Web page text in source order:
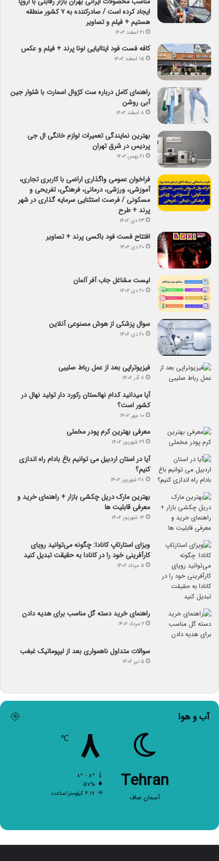
ایجاد کرده است / صادرکننده به ۷ کشور منطقه
هستیم + فیلم و تصاویر
۲۱ اسفند ۱۴۰۲
کافه فست فود ایتالیایی لونا پرند + فیلم و عکس
۱۵ اسفند ۱۴۰۲
راهنمای کامل درباره ست کژوال اسمارت با شلوار جین
آبی روشن
۸ اسفند ۱۴۰۲
بهترین نمایندگی تعمیرات لوازم خانگی ال جی
پردیس در شرق تهران
۲۱ بهمن ۱۴۰۲
فراخوان عمومی واگذاری اراضی با کاربری تجاری،
آموزشی، ورزشی، درمانی، فرهنگی، تفریحی و
مسکونی / فرصت استثنایی سرمایه گذاری در شهر
پرند + طرح
۲۳ دی ۱۴۰۲
افتتاح فست فود باکسی پرند + تصاویر
۲۰ دی ۱۴۰۲
لیست مشاغل جاب آفر آلمان
۲۰ دی ۱۴۰۲
سوال پزشکی از هوش مصنوعی آنلاین
۲۰ دی ۱۴۰۲
فیزیوتراپی بعد از عمل رباط صلیبی
۸ آذر ۱۴۰۲
آیا می­دانید کدام نهالستان رکورد دار تولید نهال­ در
کشور است؟
۱۰ مهر ۱۴۰۲
معرفی بهترین کرم پودر مخملی
۲۹ شهریور ۱۴۰۲
آیا در استان اردبیل می توانیم باغ بادام راه اندازی
کنیم؟
۲۸ شهریور ۱۴۰۲
بهترین مارک دریل چکشی بازار + راهنمای خرید و
معرفی قابلیت ها
۱۴ شهریور ۱۴۰۲
ویزای استارتاپ کانادا: چگونه می‌توانید رویای
کارآفرینی خود را در کانادا به حقیقت تبدیل کنید
۵ مرداد ۱۴۰۲
راهنمای خرید دسته گل مناسب برای هدیه دادن
۲ مرداد ۱۴۰۲
سوالات متداول ناهمواری بعد از لیپوماتیک غبغب
۵ تیر ۱۴۰۲
آب و هوا
Tehran
آسمان صاف
۸ ℃
۵۷%
۶.۱۷ کیلومتر/ساعت